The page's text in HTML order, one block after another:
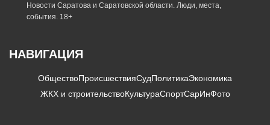
Новости Саратова и Саратовской области. Люди, места,
события. 18+
НАВИГАЦИЯ
ОбществоПроисшествияСудПолитикаЭкономика
ЖКХ и строительствоКультураСпортСарИнФото